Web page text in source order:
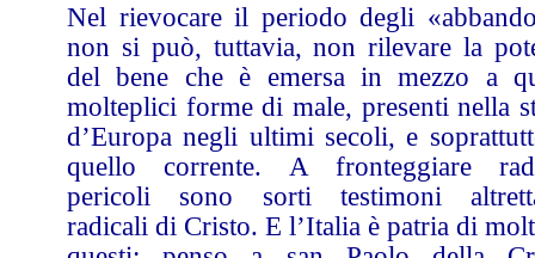
Nel rievocare il periodo degli
non si può, tuttavia, non rilevare la
del bene che è emersa in mezzo a
molteplici forme di male, presenti nella
d’Europa negli ultimi secoli, e
quello corrente. A fronteggiare
pericoli sono sorti testimoni
radicali di Cristo. E l’Italia è patria di